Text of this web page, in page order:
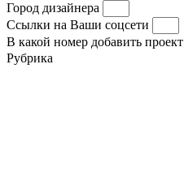
Город дизайнера
Ссылки на Ваши соцсети
В какой номер добавить проект
Рубрика